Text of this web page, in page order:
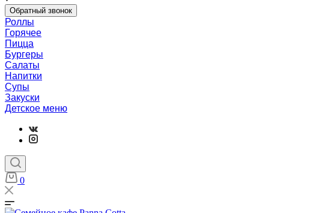
Обратный звонок
Роллы
Горячее
Пицца
Бургеры
Салаты
Напитки
Супы
Закуски
Детское меню
0